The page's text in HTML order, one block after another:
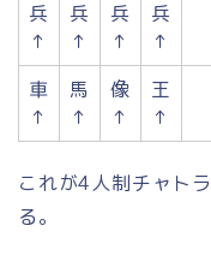
兵
↑
兵
↑
兵
↑
兵
↑
車
↑
馬
↑
像
↑
王
↑
これが4人制チャト
る。